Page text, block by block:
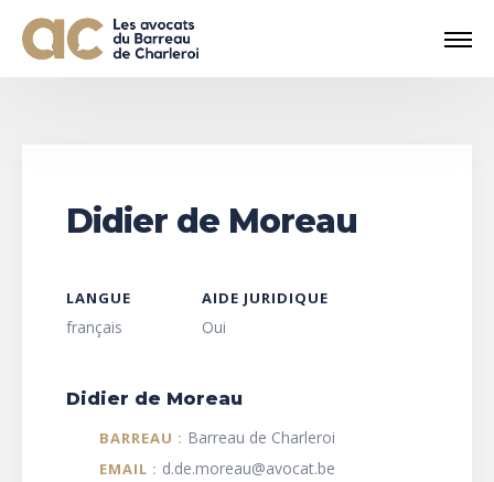
Didier de Moreau
LANGUE
français
AIDE JURIDIQUE
Oui
Didier de Moreau
BARREAU : Barreau de Charleroi
EMAIL : d.de.moreau@avocat.be